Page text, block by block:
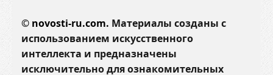
© novosti-ru.com. Материалы созданы с
использованием искусственного
интеллекта и предназначены
исключительно для ознакомительных